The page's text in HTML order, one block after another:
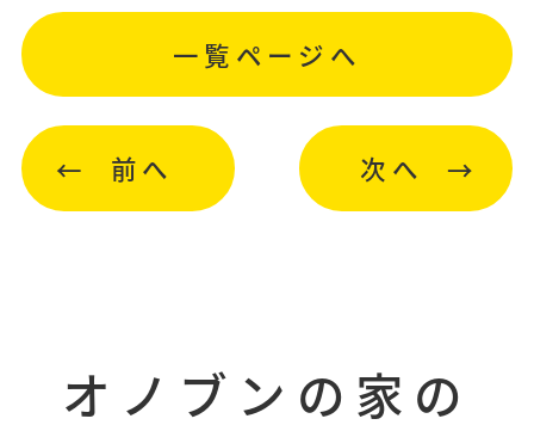
前へ
一覧ページへ
次へ
オノブンの家の